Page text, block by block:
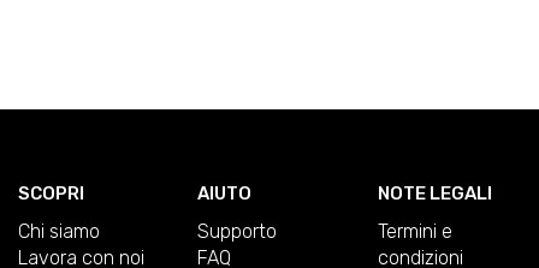
SCOPRI
Chi siamo
Lavora con noi
AIUTO
Supporto
FAQ
NOTE LEGALI
Termini e
condizioni